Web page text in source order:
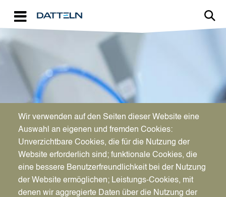
WIRTSCHAFTSFÖRDERUNG
Aktuelles für Unternehmen
Wir verwenden auf den Seiten dieser Website eine
Auswahl an eigenen und fremden Cookies:
Unverzichtbare Cookies, die für die Nutzung der
Website erforderlich sind; funktionale Cookies, die
eine bessere Benutzerfreundlichkeit bei der Nutzung
der Website ermöglichen; Leistungs-Cookies, mit
denen wir aggregierte Daten über die Nutzung der